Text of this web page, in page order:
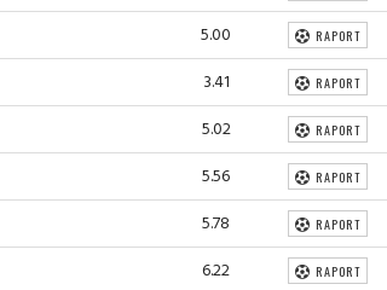
5.00 RAPORT
3.41 RAPORT
5.02 RAPORT
5.56 RAPORT
5.78 RAPORT
6.22 RAPORT